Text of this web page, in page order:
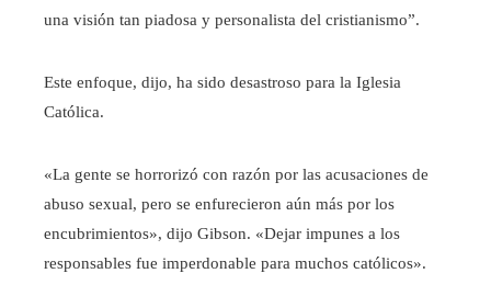
una visión tan piadosa y personalista del cristianismo”.
Este enfoque, dijo, ha sido desastroso para la Iglesia
Católica.
«La gente se horrorizó con razón por las acusaciones de
abuso sexual, pero se enfurecieron aún más por los
encubrimientos», dijo Gibson. «Dejar impunes a los
responsables fue imperdonable para muchos católicos».